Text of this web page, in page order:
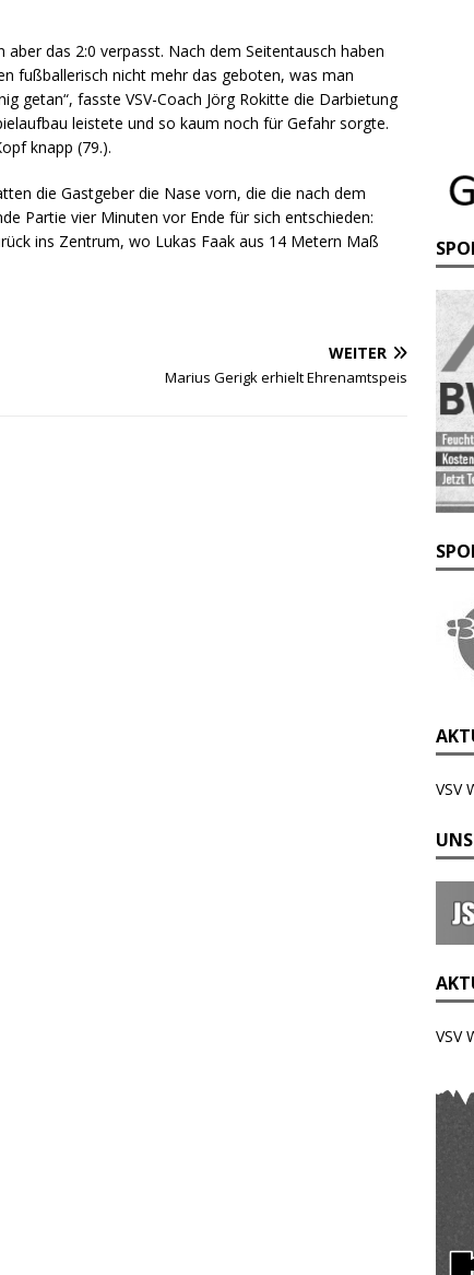
das 2:0 verpasst. Nach dem Seitentausch haben
fußballerisch nicht mehr das geboten, was man
getan“, fasste VSV-Coach Jörg Rokitte die Darbietung
leistete und so kaum noch für Gefahr sorgte.
knapp (79.).
die Gastgeber die Nase vorn, die die nach dem
Partie vier Minuten vor Ende für sich entschieden:
ins Zentrum, wo Lukas Faak aus 14 Metern Maß
WEITER
Marius Gerigk erhielt Ehrenamtspeis
VSV
VSV